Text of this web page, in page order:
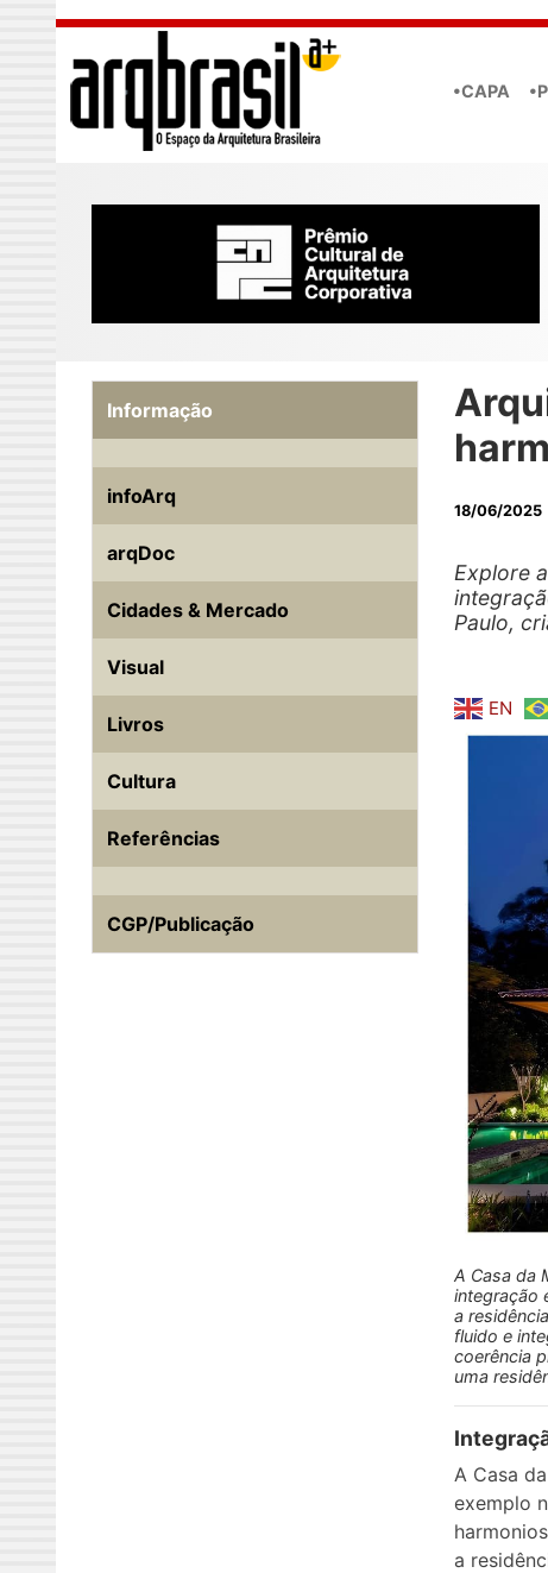
Skip to main content
•CAPA
18/06/2025
Explore
Paulo,
EN
A Casa da
integração
a
fluido e
coerência
uma
A Casa
exemplo
a
Informação
infoArq
arqDoc
Cidades & Mercado
Visual
Livros
Cultura
Referências
CGP/Publicação